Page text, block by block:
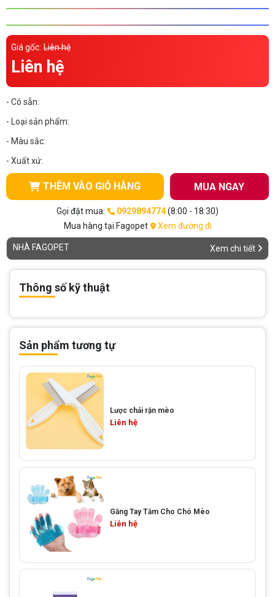
Thông tin về khách sạn,
spa cho thú cưng
CHÍNH SÁCH
Chính sách mua hàng
Chính sách bảo hành
Chính sách đổi trả
0929894774
Giá gốc: Liên hệ
Liên hệ
- Có sẵn:
- Loại sản phẩm:
- Màu sắc:
- Xuất xứ:
THÊM VÀO GIỎ HÀNG MUA NGAY
Gọi đặt mua: 0929894774(8:00 - 18:30)
Mua hàng tại Fagopet
Xem đường đi
NHÀ FAGOPET Xem chi tiết
Thông số kỹ thuật
Sản phẩm tương tự
Lược chải rận mèo
Liên hệ
Găng Tay Tắm Cho Chó Mèo
Liên hệ